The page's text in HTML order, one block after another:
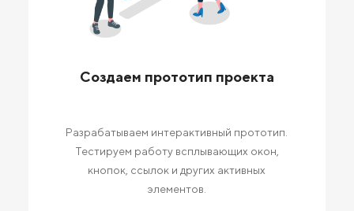
Создаем прототип проекта
Разрабатываем интерактивный прототип.
Тестируем работу всплывающих окон,
кнопок, ссылок и других активных
элементов.